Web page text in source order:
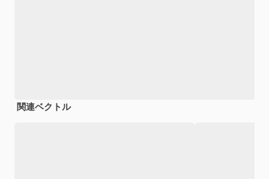
関連ベクトル